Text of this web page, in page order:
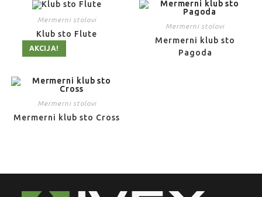
AKCIJA!
Mermerni stolovi
Klub sto Flute
Mermerni stolovi
Mermerni klub sto
Pagoda
Mermerni stolovi
Mermerni klub sto Cross